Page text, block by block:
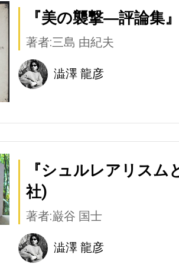
『美の襲撃―評論集
著者:三島 由紀夫
澁澤 龍彦
『シュルレアリスム
社)
著者:巌谷 国士
澁澤 龍彦